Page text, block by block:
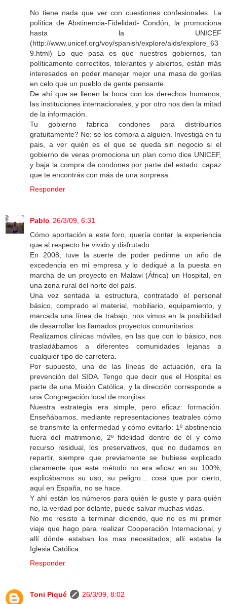
No tiene nada que ver con cuestiones confesionales. La
política de Abstinencia-Fidelidad- Condón, la promociona
hasta la UNICEF
(http://www.unicef.org/voy/spanish/explore/aids/explore_63
9.html) Lo que pasa es que nuestros gobiernos, tan
políticamente correctitos, tolerantes y abiertos, están más
interesados en poder manejar mejor una masa de gorilas
en celo que un pueblo de gente pensante.
De ahí que se llenen la boca con los derechos humanos,
las instituciones internacionales, y por otro nos den la mitad
de la información.
Tu gobierno fabrica condones para distribuirlos
gratuitamente? No: se los compra a alguien. Investigá en tu
pais, a ver quién es el que se queda sin negocio si el
gobierno de veras promociona un plan como dice UNICEF,
y baja la compra de condones por parte del estado. capaz
que te encontrás con más de una sorpresa.
Responder
Pablo 26/3/09, 6:31
Cómo aportación a este foro, quería contar la experiencia
que al respecto he vivido y disfrutado.
En 2008, tuve la suerte de poder pedirme un año de
excedencia en mi empresa y lo dediqué a la puesta en
marcha de un proyecto en Malawi (África) un Hospital, en
una zona rural del norte del país.
Una vez sentada la estructura, contratado el personal
básico, comprado el material, mobiliario, equipamiento, y
marcada una línea de trabajo, nos vimos en la posibilidad
de desarrollar los llamados proyectos comunitarios.
Realizamos clínicas móviles, en las que con lo básico, nos
trasladábamos a diferentes comunidades lejanas a
cualquier tipo de carretera.
Por supuesto, una de las líneas de actuación, era la
prevención del SIDA. Tengo que decir que el Hospital es
parte de una Misión Católica, y la dirección corresponde a
una Congregación local de monjitas.
Nuestra estrategia era simple, pero eficaz: formación.
Enseñábamos, mediante representaciones teatrales cómo
se transmite la enfermedad y cómo evitarlo: 1º abstinencia
fuera del matrimonio, 2º fidelidad dentro de él y cómo
recurso residual, los preservativos, que no dudamos en
repartir, siempre que previamente se hubiese explicado
claramente que este método no era eficaz en su 100%,
explicábamos su uso, su peligro… cosa que por cierto,
aquí en España, no se hace.
Y ahí están los números para quién le guste y para quién
no, la verdad por delante, puede salvar muchas vidas.
No me resisto a terminar diciendo, que no es mi primer
viaje que hago para realizar Cooperación Internacional, y
allí dónde estaban los mas necesitados, allí estaba la
Iglesia Católica.
Responder
Toni Piqué
26/3/09, 8:02